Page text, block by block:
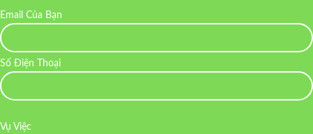
Email Của Bạn
Số Điện Thoại
Vụ Việc